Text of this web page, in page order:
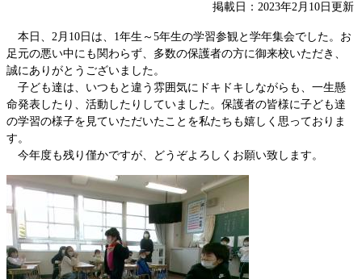
掲載日：2023年2月10日更新
本日、2月10日は、1年生～5年生の学習参観と学年集会でした。お
足元の悪い中にも関わらず、多数の保護者の方に御来校いただき、
誠にありがとうございました。
子ども達は、いつもと違う雰囲気にドキドキしながらも、一生懸
命発表したり、活動したりしていました。保護者の皆様に子ども達
の学習の様子を見ていただいたことを私たちも嬉しく思っておりま
す。
今年度も残り僅かですが、どうぞよろしくお願い致します。